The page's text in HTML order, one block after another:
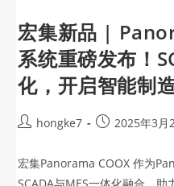
宏集新品 |
系统重磅发布！
化，开启智能制
hongke7 2025年3月
宏集Panorama COOX 作为